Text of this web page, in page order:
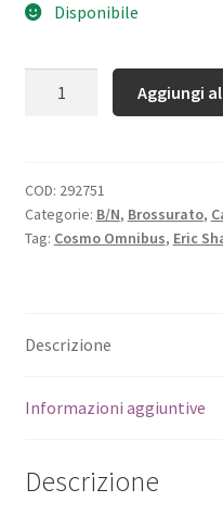
Disponibile
Aggiungi
COD: 292751
Categorie: B/N, Brossurato,
Tag: Cosmo Omnibus, Eric
Descrizione
Informazioni aggiuntive
Descrizione